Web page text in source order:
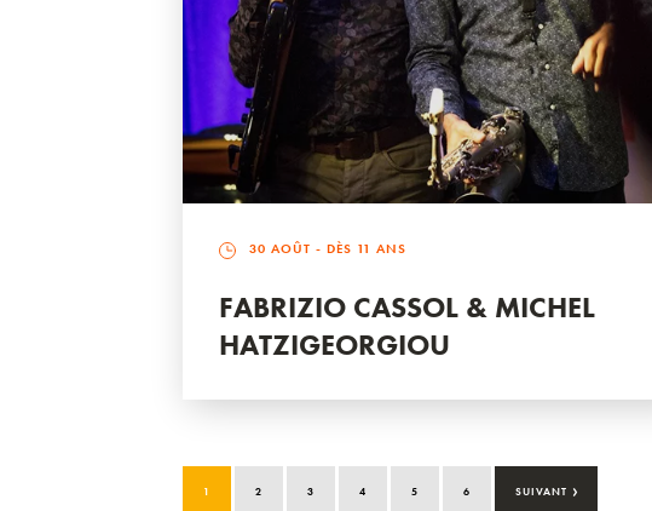
30 AOÛT - DÈS 11 ANS
FABRIZIO CASSOL & MICHEL
HATZIGEORGIOU
1 2 3 4 5 6 SUIVANT ›